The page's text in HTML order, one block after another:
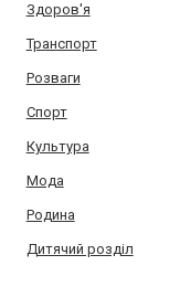
Здоров'я
Транспорт
Розваги
Спорт
Культура
Мода
Родина
Дитячий розділ